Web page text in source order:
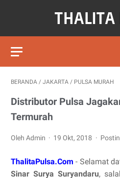
BERANDA / JAKARTA / PULSA MURAH
Distributor Pulsa
Termurah
Oleh Admin 19 Okt, 2018
ThalitaPulsa.Com - Selamat
Sinar Surya Suryandaru,